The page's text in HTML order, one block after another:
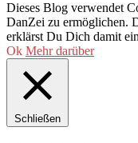
Dieses Blog verwendet
DanZei zu ermöglichen.
erklärst Du Dich damit
Ok Mehr darüber
Schließen